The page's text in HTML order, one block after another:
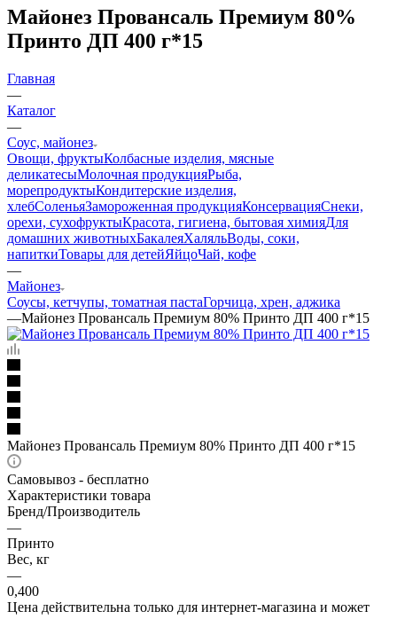
Майонез Провансаль Премиум 80%
Принто ДП 400 г*15
Главная
—
Каталог
—
Соус, майонез
Овощи, фруктыКолбасные изделия, мясные
деликатесыМолочная продукцияРыба,
морепродуктыКондитерские изделия,
хлебСоленьяЗамороженная продукцияКонсервацияСнеки,
орехи, сухофруктыКрасота, гигиена, бытовая химияДля
домашних животныхБакалеяХаляльВоды, соки,
напиткиТовары для детейЯйцоЧай, кофе
—
Майонез
Соусы, кетчупы, томатная пастаГорчица, хрен, аджика
—Майонез Провансаль Премиум 80% Принто ДП 400 г*15
Майонез Провансаль Премиум 80% Принто ДП 400 г*15
Самовывоз - бесплатно
Характеристики товара
Бренд/Производитель
—
Принто
Вес, кг
—
0,400
Цена действительна только для интернет-магазина и может